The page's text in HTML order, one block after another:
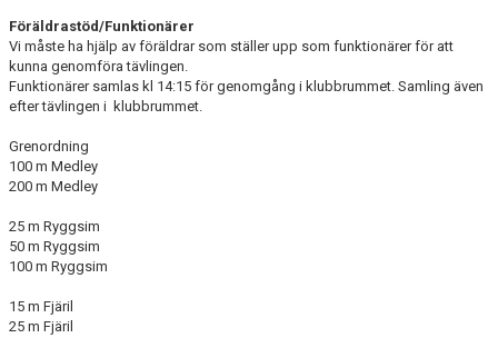
Föräldrastöd/Funktionärer
Vi måste ha hjälp av föräldrar som ställer upp som funktionärer för att
kunna genomföra tävlingen.
Funktionärer samlas kl 14:15 för genomgång i klubbrummet. Samling även
efter tävlingen i klubbrummet.
Grenordning
100 m Medley
200 m Medley
25 m Ryggsim
50 m Ryggsim
100 m Ryggsim
15 m Fjäril
25 m Fjäril